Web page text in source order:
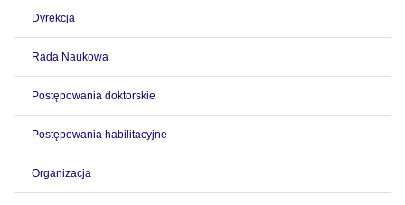
Dyrekcja
Rada Naukowa
Postępowania doktorskie
Postępowania habilitacyjne
Organizacja